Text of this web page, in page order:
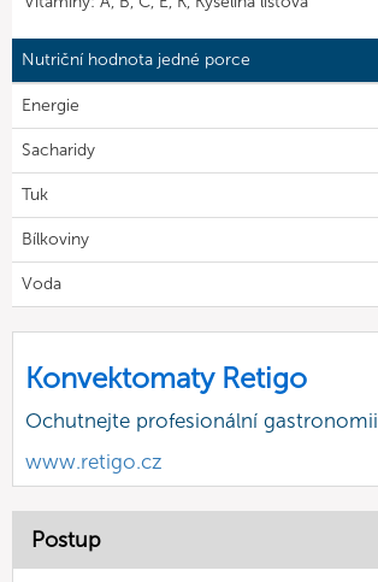
Nutriční hodnota jedné porce
Energie
Sacharidy
Tuk
Bílkoviny
Voda
Konvektomaty Retigo
Ochutnejte profesionální gastronomii
www.retigo.cz
Postup